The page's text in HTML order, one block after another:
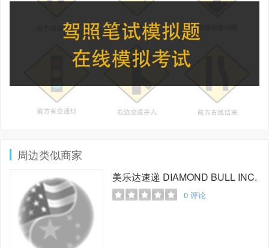
周边类似商家
美乐达速递 DIAMOND BULL INC.
0评论